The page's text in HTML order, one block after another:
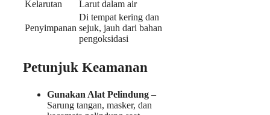
Kelarutan
Larut dalam air
Penyimpanan
Di tempat kering dan
sejuk, jauh dari bahan
pengoksidasi
Petunjuk Keamanan
Gunakan Alat Pelindung –
Sarung tangan, masker, dan